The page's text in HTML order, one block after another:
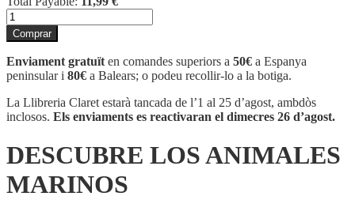
quantitat
de
DESCUBRE
LOS
ANIMALES
MARINOS
Comprar
Enviament gratuït en comandes superiors a 50€ a Espanya
peninsular i 80€ a Balears; o podeu recollir-lo a la botiga.
La Llibreria Claret estarà tancada de l’1 al 25 d’agost, ambdòs
inclosos. Els enviaments es reactivaran el dimecres 26 d’agost.
DESCUBRE LOS ANIMALES
MARINOS